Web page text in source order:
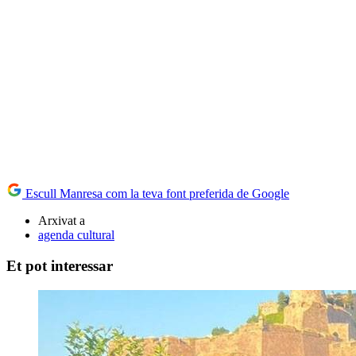
Escull Manresa com la teva font preferida de Google
Arxivat a
agenda cultural
Et pot interessar